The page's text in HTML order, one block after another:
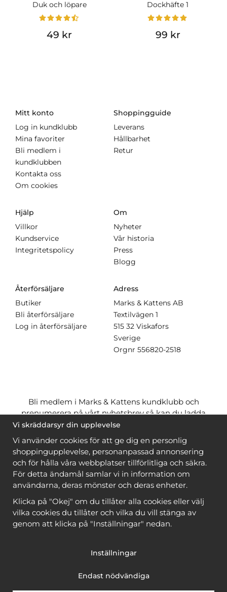
Duk och löpare
49 kr
Dockhäfte 1
99 kr
Mitt konto
Log in kundklubb
Mina favoriter
Bli medlem i
kundklubben
Kontakta oss
Om cookies
Shoppingguide
Leverans
Hållbarhet
Retur
Hjälp
Villkor
Kundservice
Integritetspolicy
Om
Nyheter
Vår historia
Press
Blogg
Återförsäljare
Butiker
Bli återförsäljare
Log in återförsäljare
Adress
Marks & Kattens AB
Textilvägen 1
515 32 Viskafors
Sverige
Orgnr 556820-2518
Bli medlem i Marks & Kattens kundklubb och
prenumerera på vårt nyhetsbrev så kan du ladda
ner många mönstergratisoch få många
när du handlar garn till mönstret. Du ser vilka som
är
gratis när du är inloggad
Bli medlem
Copyright © 2026, Marks & Kattens AB
Vi skräddarsyr din upplevelse
Vi använder cookies för att ge dig en personlig
shoppingupplevelse, personanpassad annonsering
och för hålla våra webbplatser tillförlitliga och säkra.
För detta ändamål samlar vi in information om
användarna, deras mönster och deras enheter.
Klicka på "Okej" om du tillåter alla cookies eller välj
vilka cookies du tillåter och vilka du vill stänga av
genom att klicka på "Inställningar" nedan.
Inställningar
Endast nödvändiga